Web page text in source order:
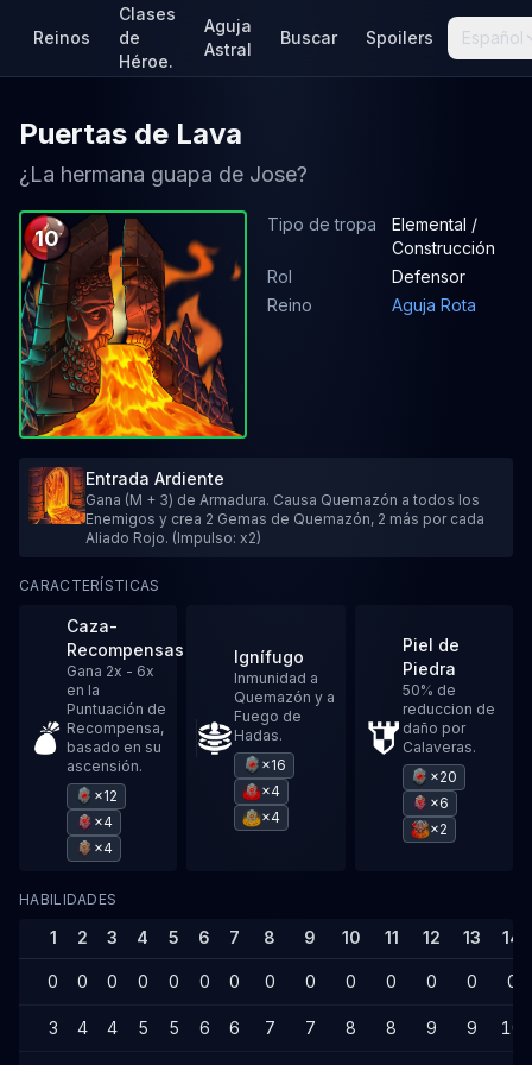
Reinos
Clases
de
Héroe.
Aguja
Astral
Buscar Spoilers Español
Puertas de Lava
¿La hermana guapa de Jose?
10
Tipo de tropa
Elemental /
Construcción
Rol
Defensor
Reino
Aguja Rota
Entrada Ardiente
Gana (M + 3) de Armadura. Causa Quemazón a todos los
Enemigos y crea 2 Gemas de Quemazón, 2 más por cada
Aliado Rojo. (Impulso: x2)
CARACTERÍSTICAS
Caza-
Recompensas
Gana 2x - 6x
en la
Puntuación de
Recompensa,
basado en su
ascensión.
×12
×4
×4
Ignífugo
Inmunidad a
Quemazón y a
Fuego de
Hadas.
×16
×4
×4
Piel de
Piedra
50% de
reduccion de
daño por
Calaveras.
×20
×6
×2
HABILIDADES
1 2 3 4 5 6 7 8 9 10 11 12 13 14
0 0 0 0 0 0 0 0 0 0 0 0 0 0
3 4 4 5 5 6 6 7 7 8 8 9 9 10